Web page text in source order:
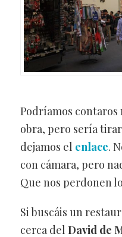
Podríamos contaros
obra, pero sería
dejamos el enlace.
con cámara, pero
Que nos perdonen
Si buscáis un
cerca del David de